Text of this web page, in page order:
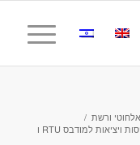
/
NOVUS DIGIRAIL CONNECT ממיר רב ערוצי, כניסות ויציאות למודבס RTU ו